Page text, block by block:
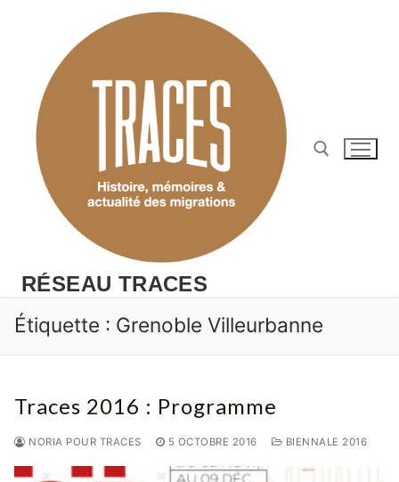
RÉSEAU TRACES
Étiquette : Grenoble Villeurbanne
Traces 2016 : Programme
NORIA POUR TRACES 5 OCTOBRE 2016 BIENNALE 2016